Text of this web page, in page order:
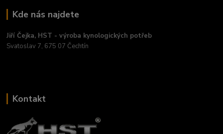
Kde nás najdete
Jiří Čejka, HST - výroba kynologických potřeb
Svatoslav 7, 675 07 Čechtín
Kontakt